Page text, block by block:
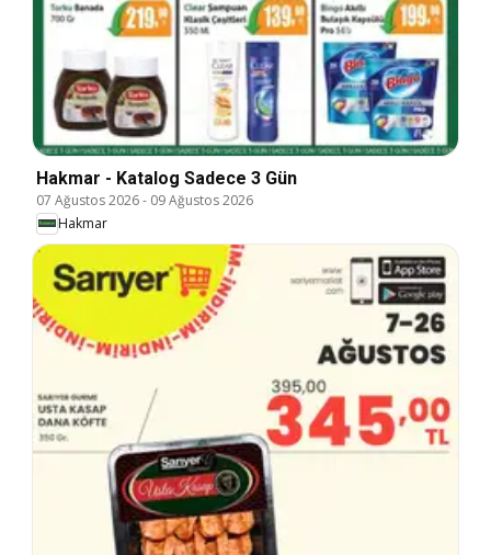
Hakmar - Katalog Sadece 3 Gün
07 Ağustos 2026- 09 Ağustos 2026
Hakmar